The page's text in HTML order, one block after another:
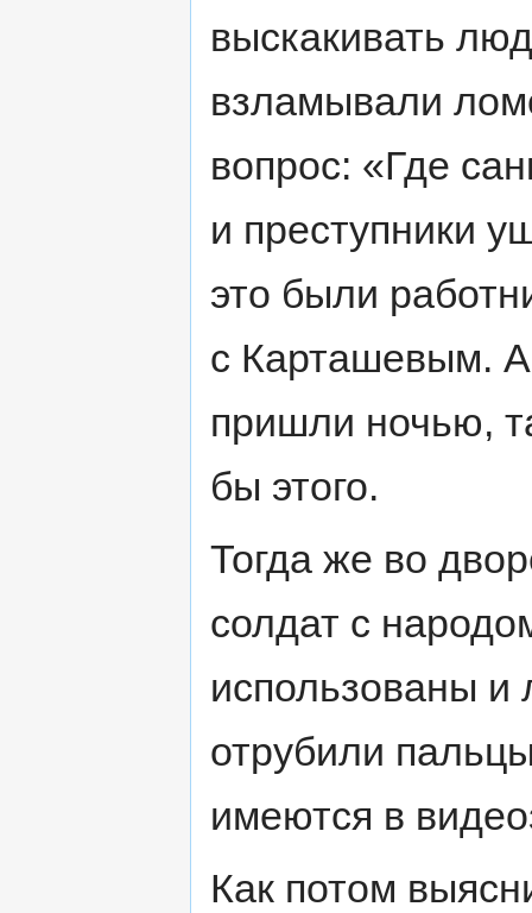
выскакивать
взламывали
вопрос: «Где
и преступники
это были
с Карташевым.
пришли ночью,
бы этого.
Тогда же во
солдат с
использованы и
отрубили
имеются в
Как потом